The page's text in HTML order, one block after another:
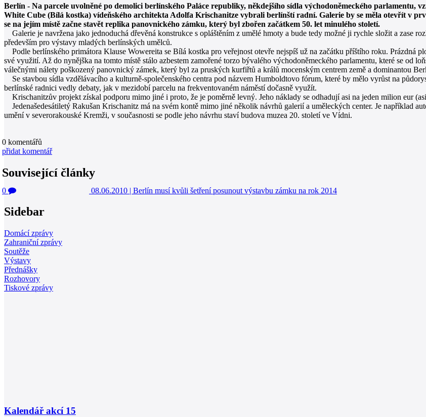
Berlín - Na parcele uvolněné po demolici berlínského Paláce republiky, někdejšího sídla východoněmeckého parlamentu,
White Cube (Bílá kostka) vídeňského architekta Adolfa Krischanitze vybrali berlínští radní. Galerie by se měla otevřít v
se na jejím místě začne stavět replika panovnického zámku, který byl zbořen začátkem 50. let minulého století.
Galerie je navržena jako jednoduchá dřevěná konstrukce s opláštěním z umělé hmoty a bude tedy možné ji rychle složit a zase
především pro výstavy mladých berlínských umělců.
Podle berlínského primátora Klause Wowereita se Bílá kostka pro veřejnost otevře nejspíš už na začátku příštího roku. Prázdná
své využití. Až do nynějška na tomto místě stálo azbestem zamořené torzo bývalého východoněmeckého parlamentu, které se od
válečnými nálety poškozený panovnický zámek, který byl za pruských kurfiřtů a králů mocenským centrem země a dominantou
Se stavbou sídla vzdělávacího a kulturně-společenského centra pod názvem Humboldtovo fórum, které by mělo vyrůst na
berlínské radnici vedly debaty, jak v mezidobí parcelu na frekventovaném náměstí dočasně využít.
Krischanitzův projekt získal podporu mimo jiné i proto, že je poměrně levný. Jeho náklady se odhadují asi na jeden milion eur
Jedenašedesátiletý Rakušan Krischanitz má na svém kontě mimo jiné několik návrhů galerií a uměleckých center. Je například
umění v severorakouské Kremži, v současnosti se podle jeho návrhu staví budova muzea 20. století ve Vídni.
0 komentářů
přidat komentář
Související články
0 08.06.2010 | Berlín musí kvůli šetření posunout výstavbu zámku na rok 2014
Sidebar
Domácí zprávy
Zahraniční zprávy
Soutěže
Výstavy
Přednášky
Rozhovory
Tiskové zprávy
Kalendář akcí 15